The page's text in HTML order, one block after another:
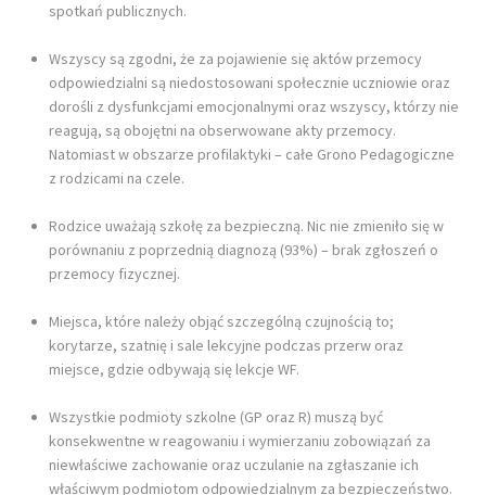
spotkań publicznych.
Wszyscy są zgodni, że za pojawienie się aktów przemocy
odpowiedzialni są niedostosowani społecznie uczniowie oraz
dorośli z dysfunkcjami emocjonalnymi oraz wszyscy, którzy nie
reagują, są obojętni na obserwowane akty przemocy.
Natomiast w obszarze profilaktyki – całe Grono Pedagogiczne
z rodzicami na czele.
Rodzice uważają szkołę za bezpieczną. Nic nie zmieniło się w
porównaniu z poprzednią diagnozą (93%) – brak zgłoszeń o
przemocy fizycznej.
Miejsca, które należy objąć szczególną czujnością to;
korytarze, szatnię i sale lekcyjne podczas przerw oraz
miejsce, gdzie odbywają się lekcje WF.
Wszystkie podmioty szkolne (GP oraz R) muszą być
konsekwentne w reagowaniu i wymierzaniu zobowiązań za
niewłaściwe zachowanie oraz uczulanie na zgłaszanie ich
właściwym podmiotom odpowiedzialnym za bezpieczeństwo.